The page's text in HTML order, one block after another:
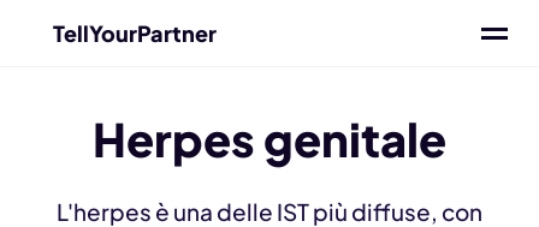
TellYourPartner
Herpes genitale
L'herpes è una delle IST più diffuse, con